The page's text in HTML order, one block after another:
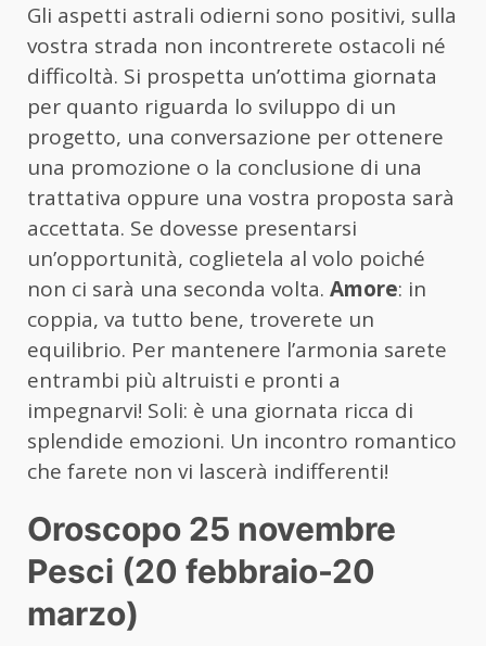
Gli aspetti astrali odierni sono positivi, sulla
vostra strada non incontrerete ostacoli né
difficoltà. Si prospetta un’ottima giornata
per quanto riguarda lo sviluppo di un
progetto, una conversazione per ottenere
una promozione o la conclusione di una
trattativa oppure una vostra proposta sarà
accettata. Se dovesse presentarsi
un’opportunità, coglietela al volo poiché
non ci sarà una seconda volta. Amore: in
coppia, va tutto bene, troverete un
equilibrio. Per mantenere l’armonia sarete
entrambi più altruisti e pronti a
impegnarvi! Soli: è una giornata ricca di
splendide emozioni. Un incontro romantico
che farete non vi lascerà indifferenti!
Oroscopo 25 novembre
Pesci (20 febbraio-20
marzo)